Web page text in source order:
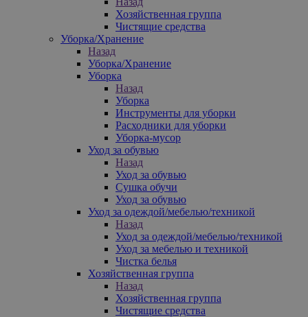
Хозяйственная группа
Чистящие средства
Уборка/Хранение
Назад
Уборка/Хранение
Уборка
Назад
Уборка
Инструменты для уборки
Расходники для уборки
Уборка-мусор
Уход за обувью
Назад
Уход за обувью
Сушка обучи
Уход за обувью
Уход за одеждой/мебелью/техникой
Назад
Уход за одеждой/мебелью/техникой
Уход за мебелью и техникой
Чистка белья
Хозяйственная группа
Назад
Хозяйственная группа
Чистящие средства